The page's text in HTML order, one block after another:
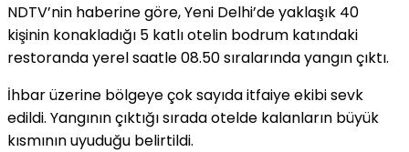
NDTV’nin haberine göre, Yeni Delhi’de yaklaşık 40
kişinin konakladığı 5 katlı otelin bodrum katındaki
restoranda yerel saatle 08.50 sıralarında yangın çıktı.
İhbar üzerine bölgeye çok sayıda itfaiye ekibi sevk
edildi. Yangının çıktığı sırada otelde kalanların büyük
kısmının uyuduğu belirtildi.